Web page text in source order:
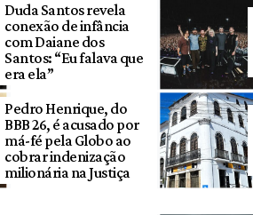
Duda Santos revela
conexão de infância
com Daiane dos
Santos: “Eu falava que
era ela”
Pedro Henrique, do
BBB 26, é acusado por
má-fé pela Globo ao
cobrar indenização
milionária na Justiça